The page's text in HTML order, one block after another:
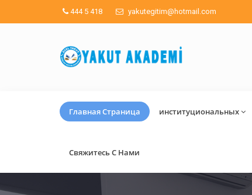
444 5 418 yakutegitim@hotmail.com
Главная Страница институциональных
Свяжитесь С Нами